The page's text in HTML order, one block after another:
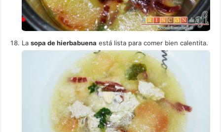
Lasopa de hierbabuena está lista para comer bien calentita.